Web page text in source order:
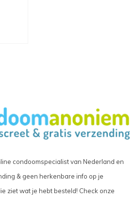
condoomspecialist van Nederland en
& geen herkenbare info op je
ziet wat je hebt besteld! Check onze